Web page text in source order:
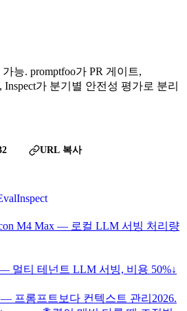
가능. promptfoo가 PR 게이트,
가 분기별 안전성 평가로 분리
URL 복사
Inspect
M4 Max — 로컬 LLM 서빙 처리량
멀티 테넌트 LLM 서빙, 비용 50%↓
프롬프트보다 컨텍스트 관리 2026.